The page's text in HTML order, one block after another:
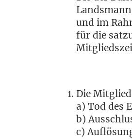
und im
für die
Die
a) Tod des
b)
c)